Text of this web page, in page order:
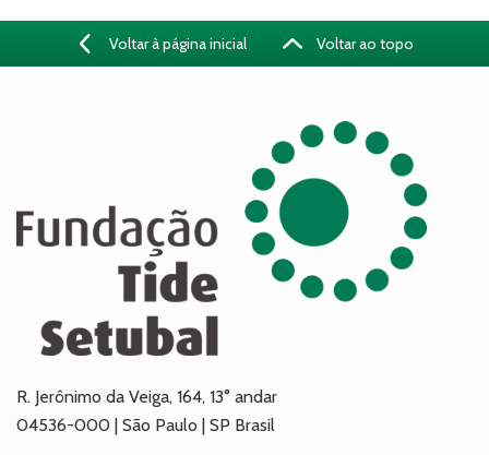
Voltar à página inicial Voltar ao topo
R. Jerônimo da Veiga, 164, 13° andar
04536-000 | São Paulo | SP Brasil